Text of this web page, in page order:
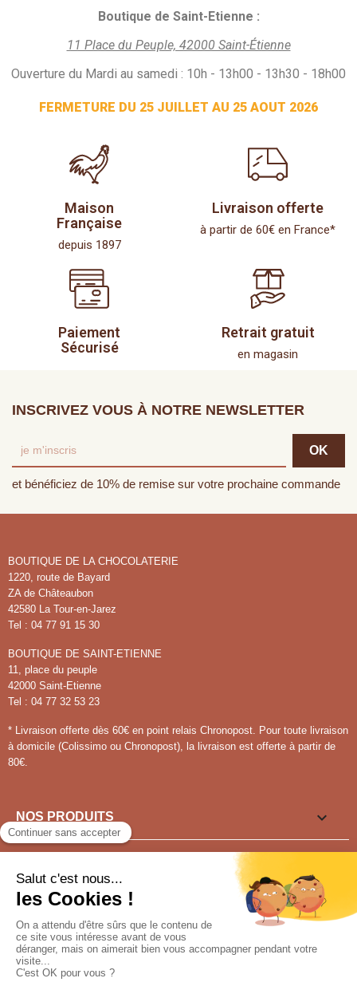
Boutique de Saint-Etienne :
11 Place du Peuple, 42000 Saint-Étienne
Ouverture du Mardi au samedi : 10h - 13h00 - 13h30 - 18h00
FERMETURE DU 25 JUILLET AU 25 AOUT 2026
Maison
Française
depuis 1897
Livraison offerte
à partir de 60€ en France*
Paiement
Sécurisé
Retrait gratuit
en magasin
INSCRIVEZ VOUS À NOTRE NEWSLETTER
et bénéficiez de 10% de remise sur votre prochaine commande
BOUTIQUE DE LA CHOCOLATERIE
1220, route de Bayard
ZA de Châteaubon
42580 La Tour-en-Jarez
Tel : 04 77 91 15 30
BOUTIQUE DE SAINT-ETIENNE
11, place du peuple
42000 Saint-Etienne
Tel : 04 77 32 53 23
* Livraison offerte dès 60€ en point relais Chronopost. Pour toute livraison
à domicile (Colissimo ou Chronopost), la livraison est offerte à partir de
80€.
NOS PRODUITS 

VOUS SOUHAITEZ ? 
Pour tout renseignement appeler au04 77 91 15 30